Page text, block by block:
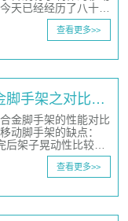
天已经经历了八十…
查看更多>>
脚手架之对比…
金脚手架的性能对比
动脚手架的缺点：
后架子晃动性比较…
查看更多>>